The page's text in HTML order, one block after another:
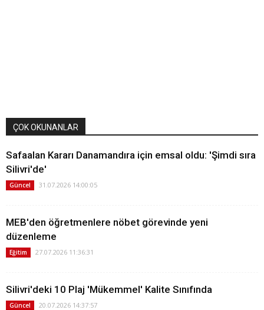
ÇOK OKUNANLAR
Safaalan Kararı Danamandıra için emsal oldu: 'Şimdi sıra
Silivri'de'
Güncel 31.07.2026 14:00:05
MEB'den öğretmenlere nöbet görevinde yeni
düzenleme
Eğitim 27.07.2026 11:36:31
Silivri'deki 10 Plaj 'Mükemmel' Kalite Sınıfında
Güncel 20.07.2026 14:37:57